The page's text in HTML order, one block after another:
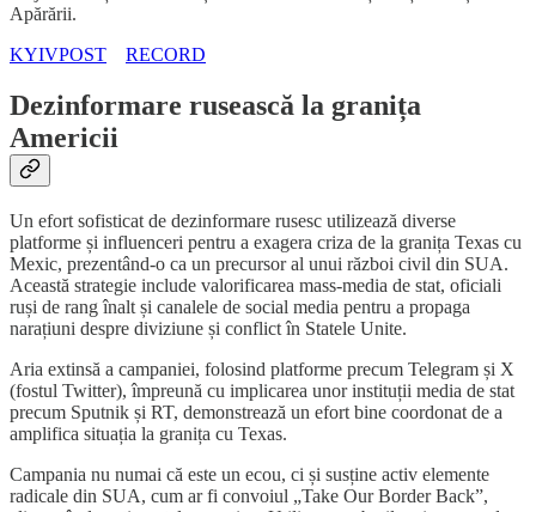
Apărării.
KYIVPOST
RECORD
Dezinformare rusească la granița
Americii
Un efort sofisticat de dezinformare rusesc utilizează diverse
platforme și influenceri pentru a exagera criza de la granița Texas cu
Mexic, prezentând-o ca un precursor al unui război civil din SUA.
Această strategie include valorificarea mass-media de stat, oficiali
ruși de rang înalt și canalele de social media pentru a propaga
narațiuni despre diviziune și conflict în Statele Unite.
Aria extinsă a campaniei, folosind platforme precum Telegram și X
(fostul Twitter), împreună cu implicarea unor instituții media de stat
precum Sputnik și RT, demonstrează un efort bine coordonat de a
amplifica situația la granița cu Texas.
Campania nu numai că este un ecou, ci și susține activ elemente
radicale din SUA, cum ar fi convoiul „Take Our Border Back”,